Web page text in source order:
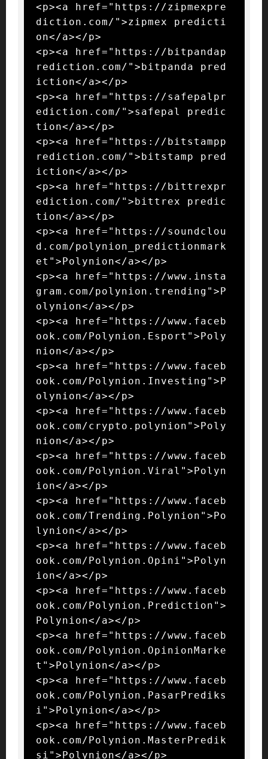
<p><a href="https://zipmexpre
diction.com/">zipmex predicti
on</a></p>
<p><a href="https://bitpandap
rediction.com/">bitpanda pred
iction</a></p>
<p><a href="https://safepalpr
ediction.com/">safepal predic
tion</a></p>
<p><a href="https://bitstampp
rediction.com/">bitstamp pred
iction</a></p>
<p><a href="https://bittrexpr
ediction.com/">bittrex predic
tion</a></p>
<p><a href="https://soundclou
d.com/polynion_predictionmark
et">Polynion</a></p>
<p><a href="https://www.insta
gram.com/polynion.trending">P
olynion</a></p>
<p><a href="https://www.faceb
ook.com/Polynion.Esport">Poly
nion</a></p>
<p><a href="https://www.faceb
ook.com/Polynion.Investing">P
olynion</a></p>
<p><a href="https://www.faceb
ook.com/crypto.polynion">Poly
nion</a></p>
<p><a href="https://www.faceb
ook.com/Polynion.Viral">Polyn
ion</a></p>
<p><a href="https://www.faceb
ook.com/Trending.Polynion">Po
lynion</a></p>
<p><a href="https://www.faceb
ook.com/Polynion.Opini">Polyn
ion</a></p>
<p><a href="https://www.faceb
ook.com/Polynion.Prediction">
Polynion</a></p>
<p><a href="https://www.faceb
ook.com/Polynion.OpinionMarke
t">Polynion</a></p>
<p><a href="https://www.faceb
ook.com/Polynion.PasarPrediks
i">Polynion</a></p>
<p><a href="https://www.faceb
ook.com/Polynion.MasterPredik
si">Polynion</a></p>